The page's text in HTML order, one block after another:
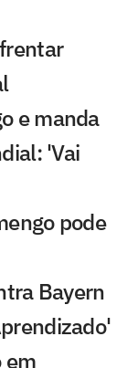
e manda
'Vai
pode
Bayern
em